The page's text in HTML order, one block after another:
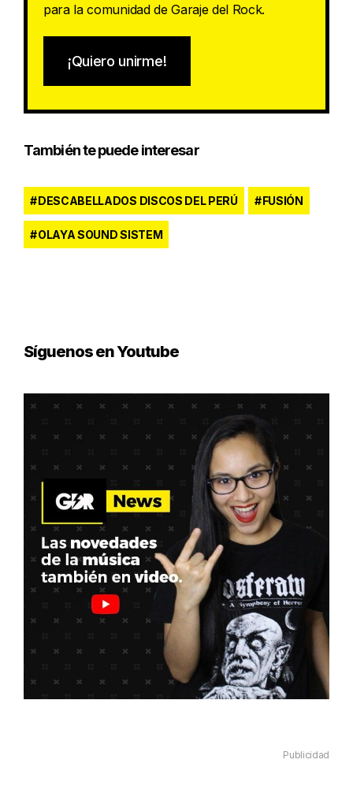
para la comunidad de Garaje del Rock.
¡Quiero unirme!
También te puede interesar
DESCABELLADOS DISCOS DEL PERÚ FUSIÓN
OLAYA SOUND SISTEM
Síguenos en Youtube
Publicidad